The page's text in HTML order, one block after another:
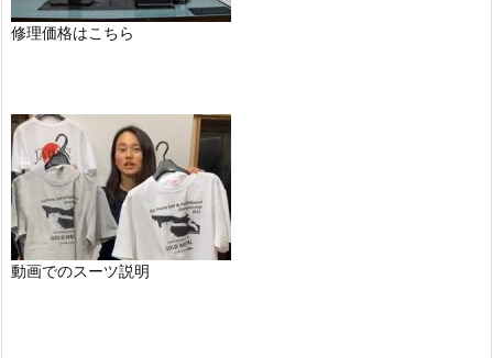
修理価格はこちら
動画でのスーツ説明